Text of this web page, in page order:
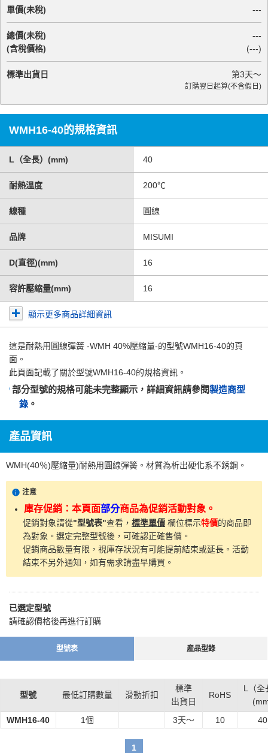
單價(未稅) ---
總價(未稅)
(含稅價格)
---
(---)
標準出貨日 第3天～
訂購翌日起算(不含假日)
WMH16-40的規格資訊
L（全長）(mm) 40
耐熱溫度 200℃
線種 圓線
品牌 MISUMI
D(直徑)(mm) 16
容許壓縮量(mm) 16
顯示更多商品詳細資訊
這是耐熱用圓線彈簧 -WMH 40%壓縮量-的型號WMH16-40的頁
面。
此頁面記載了關於型號WMH16-40的規格資訊。
部分型號的規格可能未完整顯示，詳細資訊請參閱製造商型
錄 。
產品資訊
WMH(40％)壓縮量)耐熱用圓線彈簧。材質為析出硬化系不銹鋼。
注意
庫存促銷：本頁面部分商品為促銷活動對象。
促銷對象請從"型號表"查看， 標準單價 欄位標示特價的商品即
為對象。選定完整型號後，可確認正確售價。
促銷商品數量有限，視庫存狀況有可能提前結束或延長。活動
結束不另外通知，如有需求請盡早購買。
已選定型號
請確認價格後再進行訂購
型號表 產品型錄
型號 最低訂購數量 滑動折扣
標準
出貨日
RoHS
L（全
WMH16-40
1個 3天～ 10 40
1